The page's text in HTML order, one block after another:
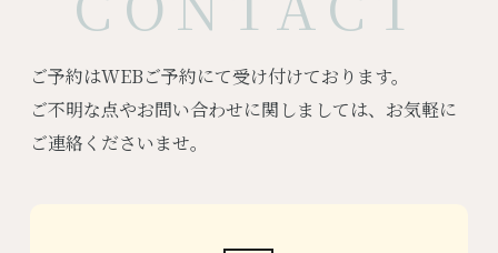
ご予約はWEBご予約にて受け付けております。
ご不明な点やお問い合わせに関しましては、お気軽に
ご連絡くださいませ。